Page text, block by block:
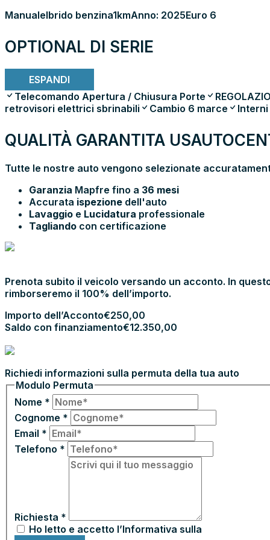
ManualeIbrido benzina1kmAnno: 2025Euro 6
OPTIONAL DI SERIE
ESPANDI
Telecomando Apertura / Chiusura Porte
retrovisori elettrici sbrinabili
Cambio 6 marce
QUALITÀ GARANTITA
Tutte le nostre auto vengono selezionate
Garanzia Mapfre fino a 36 mesi
Accurata ispezione dell'auto
Lavaggio e Lucidatura professionale
Tagliando con certificazione
Prenota subito il veicolo versando un acconto. In
rimborseremo il 100% dell’importo.
Importo dell’Acconto€250,00
Saldo con finanziamento€12.350,00
Richiedi informazioni sulla permuta della tua auto
Modulo Permuta
Nome *
Cognome *
Email *
Telefono *
Richiesta *
Ho letto e accetto l’Informativa sulla